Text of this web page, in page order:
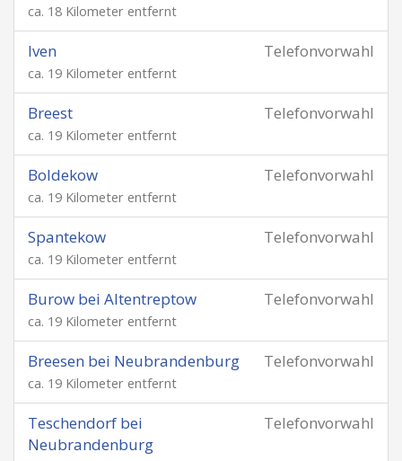
ca. 18 Kilometer entfernt
Telefonvorwahl
Iven
ca. 19 Kilometer entfernt
Telefonvorwahl
Breest
ca. 19 Kilometer entfernt
Telefonvorwahl
Boldekow
ca. 19 Kilometer entfernt
Telefonvorwahl
Spantekow
ca. 19 Kilometer entfernt
Telefonvorwahl
Burow bei Altentreptow
ca. 19 Kilometer entfernt
Telefonvorwahl
Breesen bei Neubrandenburg
ca. 19 Kilometer entfernt
Telefonvorwahl
Teschendorf bei
Neubrandenburg